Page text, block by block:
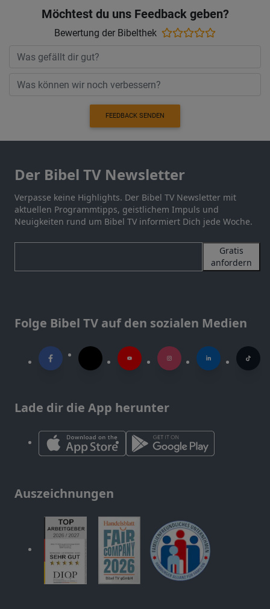
Möchtest du uns Feedback geben?
Bewertung der Bibelthek
FEEDBACK SENDEN
Der Bibel TV Newsletter
Verpasse keine Highlights. Der Bibel TV Newsletter mit
aktuellen Programmtipps, geistlichem Impuls und
Neuigkeiten rund um Bibel TV informiert Dich jede Woche.
Gratis
anfordern
Folge Bibel TV auf den sozialen Medien
Lade dir die App herunter
Auszeichnungen